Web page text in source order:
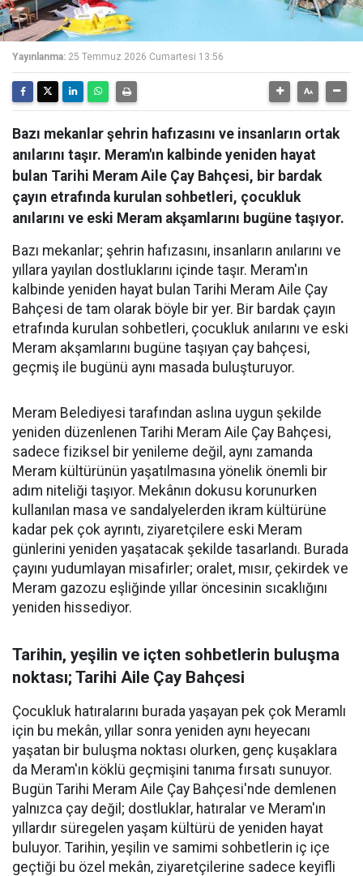
Yayınlanma: 25 Temmuz 2026 Cumartesi 13:56
Bazı mekanlar şehrin hafızasını ve insanların ortak
anılarını taşır. Meram'ın kalbinde yeniden hayat
bulan Tarihi Meram Aile Çay Bahçesi, bir bardak
çayın etrafında kurulan sohbetleri, çocukluk
anılarını ve eski Meram akşamlarını bugüne taşıyor.
Bazı mekanlar; şehrin hafızasını, insanların anılarını ve
yıllara yayılan dostluklarını içinde taşır. Meram'ın
kalbinde yeniden hayat bulan Tarihi Meram Aile Çay
Bahçesi de tam olarak böyle bir yer. Bir bardak çayın
etrafında kurulan sohbetleri, çocukluk anılarını ve eski
Meram akşamlarını bugüne taşıyan çay bahçesi,
geçmiş ile bugünü aynı masada buluşturuyor.
Meram Belediyesi tarafından aslına uygun şekilde
yeniden düzenlenen Tarihi Meram Aile Çay Bahçesi,
sadece fiziksel bir yenileme değil, aynı zamanda
Meram kültürünün yaşatılmasına yönelik önemli bir
adım niteliği taşıyor. Mekânın dokusu korunurken
kullanılan masa ve sandalyelerden ikram kültürüne
kadar pek çok ayrıntı, ziyaretçilere eski Meram
günlerini yeniden yaşatacak şekilde tasarlandı. Burada
çayını yudumlayan misafirler; oralet, mısır, çekirdek ve
Meram gazozu eşliğinde yıllar öncesinin sıcaklığını
yeniden hissediyor.
Tarihin, yeşilin ve içten sohbetlerin buluşma
noktası; Tarihi Aile Çay Bahçesi
Çocukluk hatıralarını burada yaşayan pek çok Meramlı
için bu mekân, yıllar sonra yeniden aynı heyecanı
yaşatan bir buluşma noktası olurken, genç kuşaklara
da Meram'ın köklü geçmişini tanıma fırsatı sunuyor.
Bugün Tarihi Meram Aile Çay Bahçesi'nde demlenen
yalnızca çay değil; dostluklar, hatıralar ve Meram'ın
yıllardır süregelen yaşam kültürü de yeniden hayat
buluyor. Tarihin, yeşilin ve samimi sohbetlerin iç içe
geçtiği bu özel mekân, ziyaretçilerine sadece keyifli